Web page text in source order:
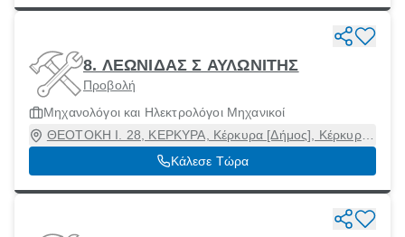
8. ΛΕΩΝΙΔΑΣ Σ ΑΥΛΩΝΙΤΗΣ
Προβολή
Μηχανολόγοι και Ηλεκτρολόγοι Μηχανικοί
ΘΕΟΤΟΚΗ Ι. 28, ΚΕΡΚΥΡΑ, Κέρκυρα [Δήμος], Κέρκυρα,
49100
Κάλεσε Τώρα